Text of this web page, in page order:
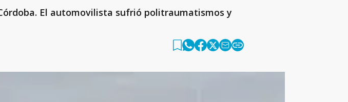
El automovilista sufrió politraumatismos y